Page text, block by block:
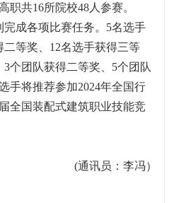
职共16所院校48 人参赛。
成各项比赛任务。 5名选手
等奖、 12名选手获得三等
3个团队获得二等奖、 5个团队
手将推荐参加2024年全国行
全国装配式建筑职业技能竞
(通讯员：李冯）